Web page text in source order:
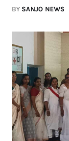
BY SANJO NEWS